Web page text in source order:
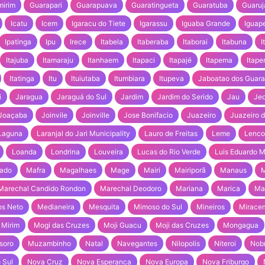
Guarapari Guarapuava Guaratingueta Guaratuba
Icatu Icem Igaracu do Tiete Igarassu Iguaba Grande
Ipatinga Ipu Irece Itabela Itaberaba Itaborai Itabuna
Itajuba Itamaraju Itanhaem Itapaci Itapajé Itapema
Itatinga Itu Ituiutaba Itumbiara Itupeva Jaboatao dos
Jaragua Jaraguá do Sul Jardim Jardim do Serido Jau
Joinvile Joinville Jose Bonifacio Juazeiro Juazeiro
Laranjal do Jari Municipality Lauro de Freitas Leme
Loanda Londrina Louveira Lucas do Rio Verde Luis Eduardo
Mafra Magalhaes Mage Mairi Mairiporã Manaus
Candido Rondon Marechal Deodoro Mariana Marica
Neto Medianeira Mesquita Mimoso do Sul Mineiros
Mogi das Cruzes Moji Guacu Moji das Cruzes Mongagua
Muzambinho Natal Navegantes Nilopolis Niteroi
Sul Nova Cruz Nova Esperanca Nova Europa Nova Friburgo